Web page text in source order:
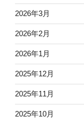
2026年3月
2026年2月
2026年1月
2025年12月
2025年11月
2025年10月